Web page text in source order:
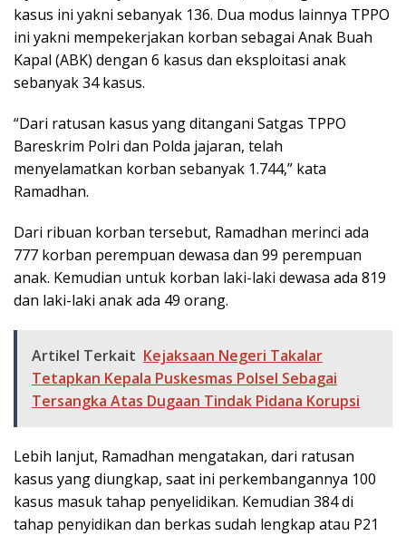
kasus ini yakni sebanyak 136. Dua modus lainnya TPPO
ini yakni mempekerjakan korban sebagai Anak Buah
Kapal (ABK) dengan 6 kasus dan eksploitasi anak
sebanyak 34 kasus.
“Dari ratusan kasus yang ditangani Satgas TPPO
Bareskrim Polri dan Polda jajaran, telah
menyelamatkan korban sebanyak 1.744,” kata
Ramadhan.
Dari ribuan korban tersebut, Ramadhan merinci ada
777 korban perempuan dewasa dan 99 perempuan
anak. Kemudian untuk korban laki-laki dewasa ada 819
dan laki-laki anak ada 49 orang.
Artikel Terkait Kejaksaan Negeri Takalar
Tetapkan Kepala Puskesmas Polsel Sebagai
Tersangka Atas Dugaan Tindak Pidana Korupsi
Lebih lanjut, Ramadhan mengatakan, dari ratusan
kasus yang diungkap, saat ini perkembangannya 100
kasus masuk tahap penyelidikan. Kemudian 384 di
tahap penyidikan dan berkas sudah lengkap atau P21